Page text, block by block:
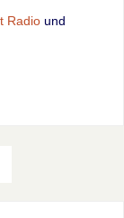
Radiound